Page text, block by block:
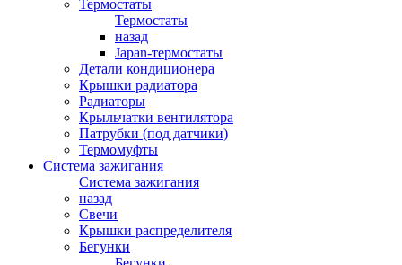
Термостаты
Термостаты
назад
Japan-термостаты
Детали кондиционера
Крышки радиатора
Радиаторы
Крыльчатки вентилятора
Патрубки (под датчики)
Термомуфты
Система зажигания
Система зажигания
назад
Свечи
Крышки распределителя
Бегунки